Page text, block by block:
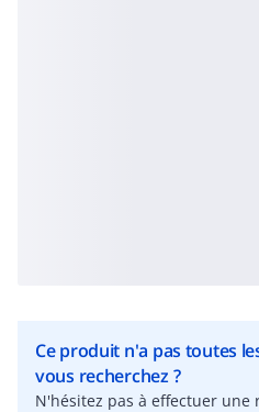
Ce produit n'a pas toutes
vous recherchez ?
N'hésitez pas à effectuer